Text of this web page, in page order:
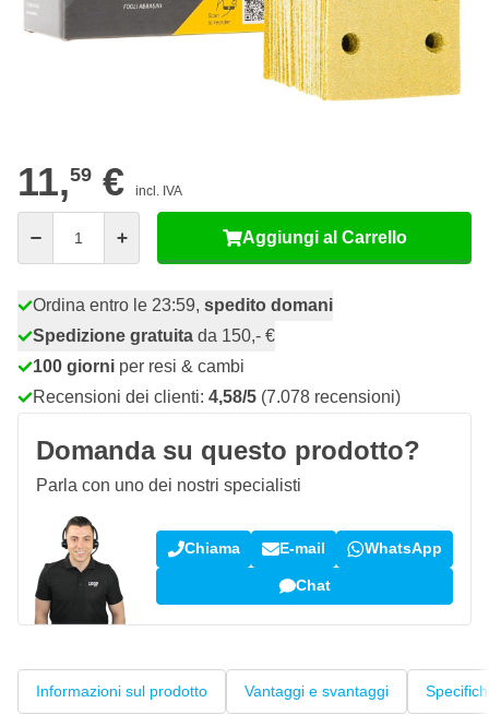
11, €
RISPARMIA IL 5% pz 11, €
11,59 € incl. IVA
Aggiungi al Carrello
Ordina entro le 23:59, spedito domani
Spedizione gratuita da 150,- €
100 giorni per resi & cambi
Recensioni dei clienti: 4,58/5 (7.078 recensioni)
Domanda su questo prodotto?
Parla con uno dei nostri specialisti
Chiama E-mail WhatsApp
Chat
Informazioni sul prodotto Vantaggi e svantaggi